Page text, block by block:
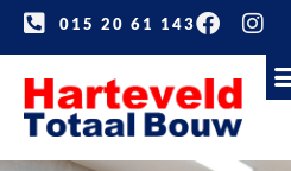
015 20 61 143